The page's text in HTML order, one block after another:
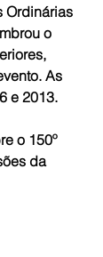
Ordinárias
o
As
e 2013.
o 150º
da